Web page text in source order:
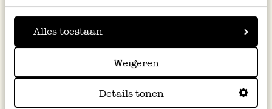
Alles toestaan
Weigeren
Details tonen
Promenez-vous…
public du Noorderplantsoen. Un parc de style
anglais avec des étangs où, chaque année, des
événements comme par exemple le festival
« Noorderzon », sont organisés. Dans le centre-